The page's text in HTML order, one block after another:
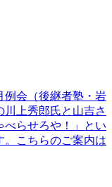
例会（後継者塾・岩
上秀郎氏と山吉さ
べらせろや！」とい
。こちらのご案内は